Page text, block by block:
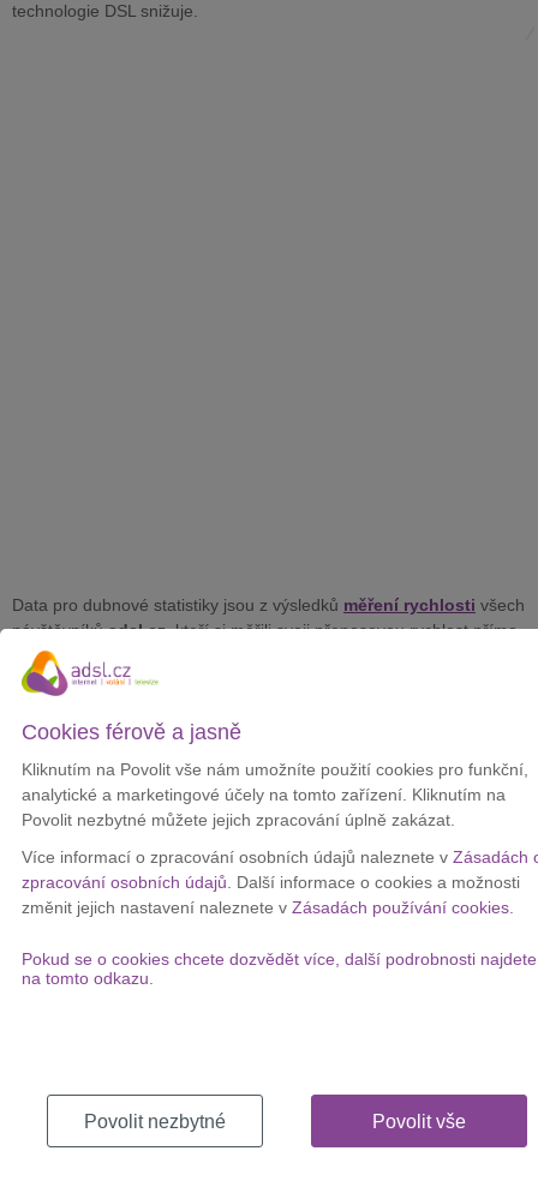
technologie DSL snižuje.
Data pro dubnové statistiky jsou z výsledků měření rychlosti všech
návštěvníkůadsl.cz, kteří si měřili svoji přenosovou rychlost přímo
na našem
rychlosti internetu
Veškeré informace najdete v nové
infografice pro duben 2014:
Cookies férově a jasně
Kliknutím na Povolit vše nám umožníte použití cookies pro funkční,
analytické a marketingové účely na tomto zařízení. Kliknutím na
Povolit nezbytné můžete jejich zpracování úplně zakázat.
Více informací o zpracování osobních údajů naleznete v Zásadách
zpracování osobních údajů. Další informace o cookies a možnosti
změnit jejich nastavení naleznete v Zásadách používání cookies.
Pokud se o cookies chcete dozvědět více, další podrobnosti najdete
na tomto odkazu.
Povolit nezbytné Povolit vše